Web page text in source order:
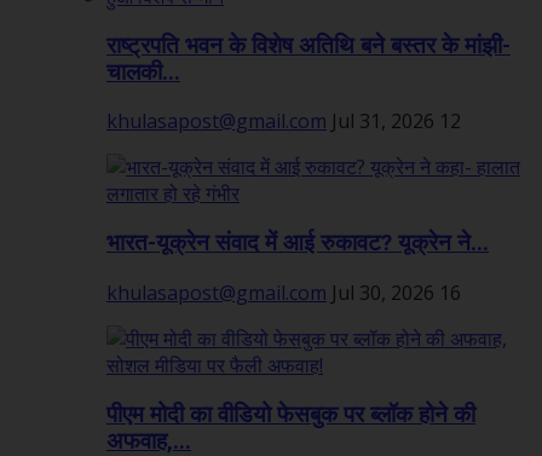
राष्ट्रपति भवन के विशेष अतिथि बने बस्तर के मांझी-
चालकी...
khulasapost@gmail.com Jul 31, 2026 12
भारत-यूक्रेन संवाद में आई रुकावट? यूक्रेन ने...
khulasapost@gmail.com Jul 30, 2026 16
पीएम मोदी का वीडियो फेसबुक पर ब्लॉक होने की
अफवाह,...